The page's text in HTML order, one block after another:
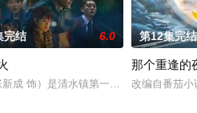
完结 6.0
新成 饰）是清水镇第一个考上名牌大学
第12集完结
那个重逢的
改编自番茄小